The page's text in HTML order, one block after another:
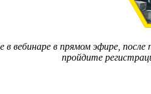
вебинаре в прямом эфире,
пройдите